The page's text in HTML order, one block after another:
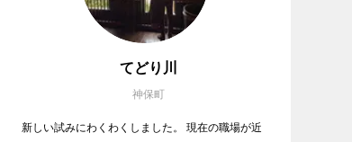
てどり川
神保町
新しい試みにわくわくしました。 現在の職場が近